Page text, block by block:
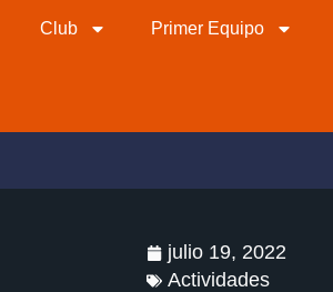
Club Primer Equipo
julio 19, 2022
Actividades